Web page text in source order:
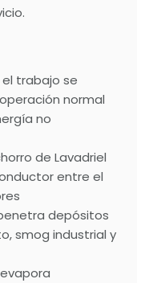
el trabajo se
normal
no
de Lavadriel
entre el
depósitos
smog industrial y